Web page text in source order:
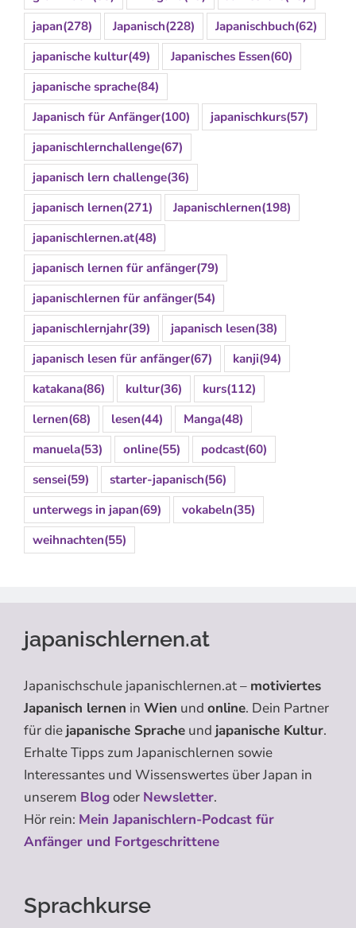
japan(278) Japanisch(228) Japanischbuch(62)
japanische kultur(49) Japanisches Essen(60)
japanische sprache(84)
Japanisch für Anfänger(100) japanischkurs(57)
japanischlernchallenge(67)
japanisch lern challenge(36)
japanisch lernen(271) Japanischlernen(198)
japanischlernen.at(48)
japanisch lernen für anfänger(79)
japanischlernen für anfänger(54)
japanischlernjahr(39) japanisch lesen(38)
japanisch lesen für anfänger(67) kanji(94)
katakana(86) kultur(36) kurs(112)
lernen(68) lesen(44) Manga(48)
manuela(53) online(55) podcast(60)
sensei(59) starter-japanisch(56)
unterwegs in japan(69) vokabeln(35)
weihnachten(55)
japanischlernen.at
Japanischschule japanischlernen.at – motiviertes
Japanisch lernen in Wien und online. Dein Partner
für die japanische Sprache und japanische Kultur.
Erhalte Tipps zum Japanischlernen sowie
Interessantes und Wissenswertes über Japan in
unserem Blogoder Newsletter.
Hör rein: Mein Japanischlern-Podcast für
Anfänger und Fortgeschrittene
Sprachkurse